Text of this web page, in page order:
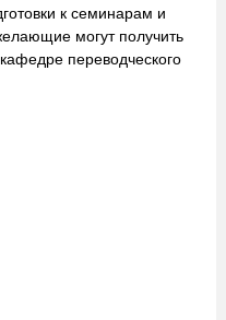
к семинарам и
могут получить
переводческого